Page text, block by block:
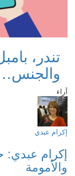
تندر،
والجنس…
آراء
إكرام عبدي
إكرام عبدي:
والأمومة